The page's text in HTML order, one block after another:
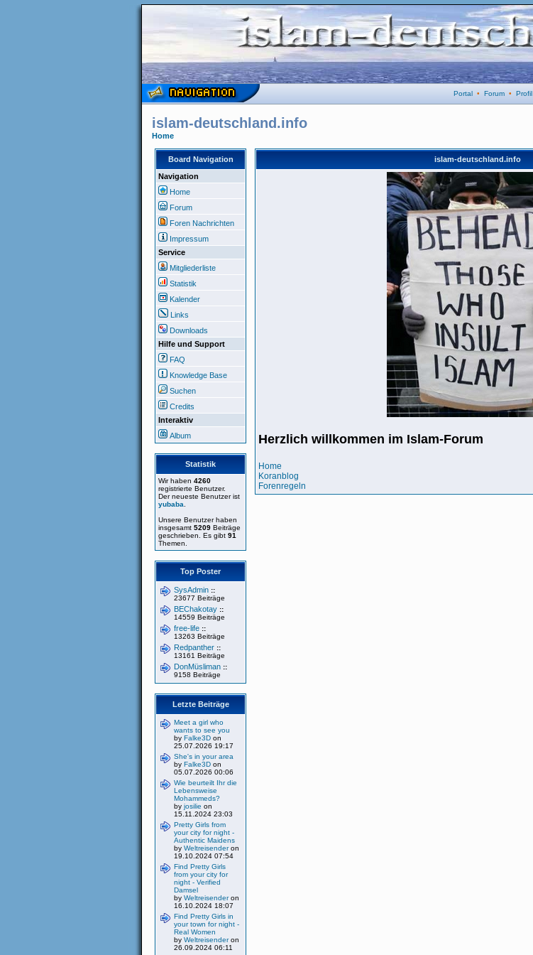
Portal • Forum • Profil
islam-deutschland.info
Home
Board Navigation
Navigation
Home
Forum
Foren Nachrichten
Impressum
Service
Mitgliederliste
Statistik
Kalender
Links
Downloads
Hilfe und Support
FAQ
Knowledge Base
Suchen
Credits
Interaktiv
Album
Statistik
Wir haben 4260
registrierte Benutzer.
Der neueste Benutzer ist
yubaba
Unsere Benutzer haben
insgesamt 5209 Beiträge
geschrieben. Es gibt 91
Themen.
Top Poster
SysAdmin ::
23677 Beiträge
BEChakotay ::
14559 Beiträge
free-life ::
13263 Beiträge
Redpanther ::
13161 Beiträge
DonMüsliman ::
9158 Beiträge
Letzte Beiträge
Meet a girl who
wants to see you
by Falke3D on
25.07.2026 19:17
She's in your area
by Falke3D on
05.07.2026 00:06
Wie beurteilt Ihr die
Lebensweise
Mohammeds?
by josilie on
15.11.2024 23:03
Pretty Girls from
your city for night -
Authentic Maidens
by Weltreisenderon
19.10.2024 07:54
Find Pretty Girls
from your city for
night - Verified
Damsel
by Weltreisenderon
16.10.2024 18:07
Find Pretty Girls in
your town for night -
Real Women
by Weltreisenderon
26.09.2024 06:11
islam-deutschland.info
Herzlich willkommen im Islam-Forum
Home
Koranblog
Forenregeln